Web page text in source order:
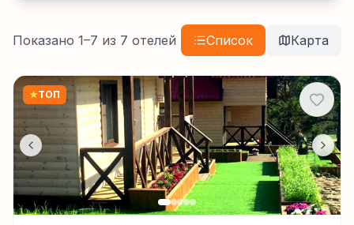
Показано 1–7 из 7 отелей Список Карта
★ТОП